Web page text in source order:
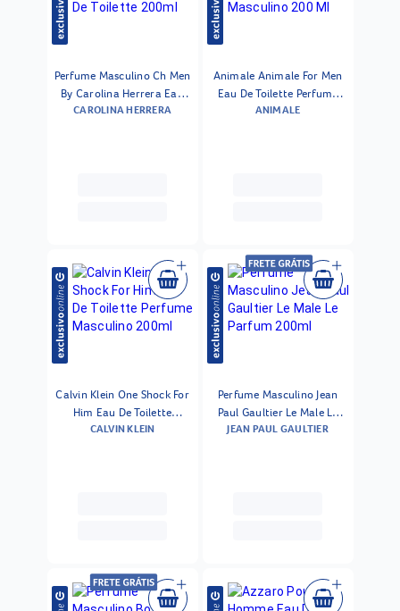
Perfume Masculino Ch Men
By Carolina Herrera Eau
De Toilette 200ml
CAROLINA HERRERA
Animale Animale For Men
Eau De Toilette Perfume
Masculino 200 Ml
ANIMALE
Calvin Klein One Shock For
Him Eau De Toilette
Perfume Masculino 200ml
CALVIN KLEIN
Perfume Masculino Jean
Paul Gaultier Le Male Le
Parfum 200ml
JEAN PAUL GAULTIER